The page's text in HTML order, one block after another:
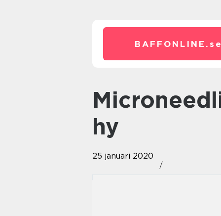
BAFFONLINE.
Microneedling för en jämnare
hy
25 januari 2020